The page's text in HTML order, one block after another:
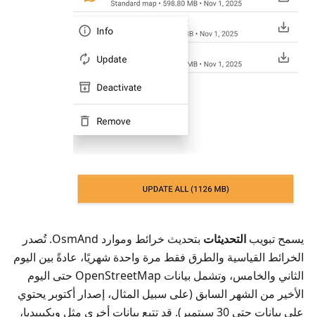
يسمح تبويب التحديثات
بتحديث خرائط وموارد OsmAnd. تُصدر
الخرائط القياسية والطرق فقط مرة واحدة شهريًا، عادةً بين اليوم
الثاني والخامس، وتشمل بيانات OpenStreetMap حتى اليوم
الأخير من الشهر السابق (على سبيل المثال، إصدار أكتوبر يحتوي
على بيانات حتى 30 سبتمبر). قد تتبع بيانات أخرى مثل ويكيبيديا،